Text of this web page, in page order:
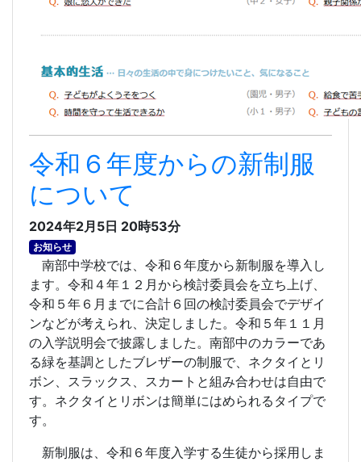
令和６年度からの新制服
について
2024年2月5日 20時53分
お知らせ
南部中学校では、令和６年度から新制服を導入し
ます。令和４年１２月から検討委員会を立ち上げ、
令和５年６月までに合計６回の検討委員会でデザイ
ンなどが考えられ、決定しました。令和５年１１月
の入学説明会で披露しました。南部中のカラーであ
る緑を基調としたブレザーの制服で、ネクタイとリ
ボン、スラックス、スカートと組み合わせは自由で
す。ネクタイとリボンは簡単にはめられるタイプで
す。
新制服は、令和６年度入学する生徒から採用しま